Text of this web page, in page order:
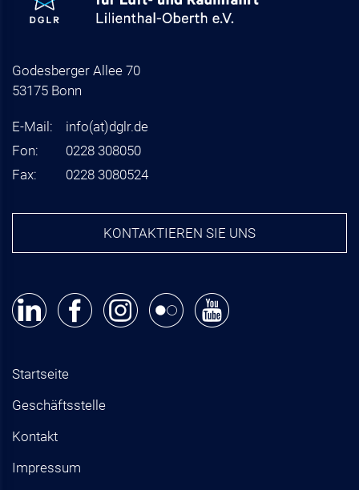
Godesberger Allee 70
53175 Bonn
E-Mail: info(at)dglr.de
Fon:
0228 308050
Fax:
0228 3080524
KONTAKTIEREN SIE UNS
Startseite
Geschäftsstelle
Kontakt
Impressum